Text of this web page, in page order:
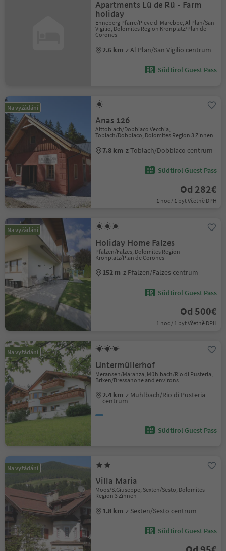
Apartments Lü de Rü - Farm
holiday
Enneberg Pfarre/Pieve di Marebbe, Al Plan/San
Vigilio, Dolomites Region Kronplatz/Plan de
Corones
2.6 km z Al Plan/San Vigilio centrum
Südtirol Guest Pass
Na vyžádání
Anas 126
Alttoblach/Dobbiaco Vecchia,
Toblach/Dobbiaco, Dolomites Region 3 Zinnen
7.8 km z Toblach/Dobbiaco centrum
Südtirol Guest Pass
Od 282€
1 noc / 1 byt Včetně DPH
Na vyžádání
Holiday Home Falzes
Pfalzen/Falzes, Dolomites Region
Kronplatz/Plan de Corones
152 m z Pfalzen/Falzes centrum
Südtirol Guest Pass
Od 500€
1 noc / 1 byt Včetně DPH
Na vyžádání
Untermüllerhof
Meransen/Maranza, Mühlbach/Rio di Pusteria,
Brixen/Bressanone and environs
2.4 km z Mühlbach/Rio di Pusteria
centrum
Südtirol Guest Pass
Na vyžádání
Villa Maria
Moos/S.Giuseppe, Sexten/Sesto, Dolomites
Region 3 Zinnen
1.8 km z Sexten/Sesto centrum
Südtirol Guest Pass